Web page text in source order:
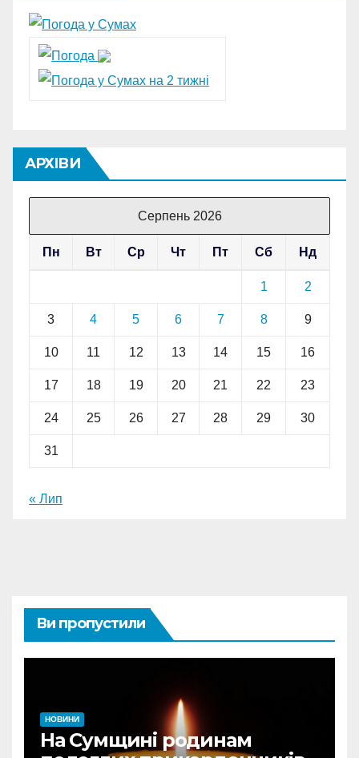
АРХІВИ
Серпень 2026
Пн Вт Ср Чт Пт Сб Нд
1 2
3 4 5 6 7 8 9
10 11 12 13 14 15 16
17 18 19 20 21 22 23
24 25 26 27 28 29 30
31
« Лип
Ви пропустили
НОВИНИ
На Сумщині родинам